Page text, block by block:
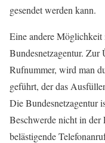
gesendet werden kann.
Eine andere Möglichkeit
Bundesnetzagentur. Zur
Rufnummer, wird man
geführt, der das
Die Bundesnetzagentur
Beschwerde nicht in der
belästigende